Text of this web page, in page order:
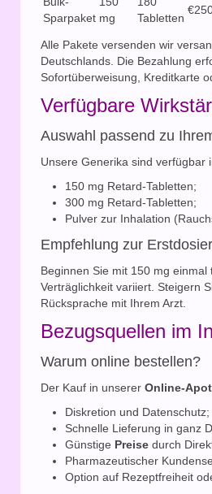
Sparpaket mg
Tabletten
Alle Pakete versenden wir
Deutschlands. Die Bezahlung
Sofortüberweisung, Kreditkarte
Verfügbare
Auswahl passend zu
Unsere Generika sind verfügbar
150 mg Retard-Tabletten;
300 mg Retard-Tabletten;
Pulver zur Inhalation
Empfehlung zur
Beginnen Sie mit 150 mg einmal
Verträglichkeit variiert. Steigern
Rücksprache mit Ihrem Arzt.
Bezugsquellen im
Warum online bestellen?
Der Kauf in unserer Online-
Diskretion und Datenschutz;
Schnelle Lieferung in ganz
Günstige Preise durch
Pharmazeutischer
Option auf Rezeptfreiheit